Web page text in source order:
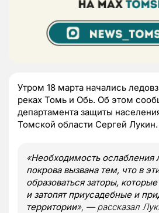
Утром 18 марта начались
реках Томь и Обь. Об этом
департамента защиты
Томской области Сергей Лукин.
«Необходимость ослабления
покрова вызвана тем, что в
образоваться заторы,
и затопят приусадебные и
территории», — рассказал